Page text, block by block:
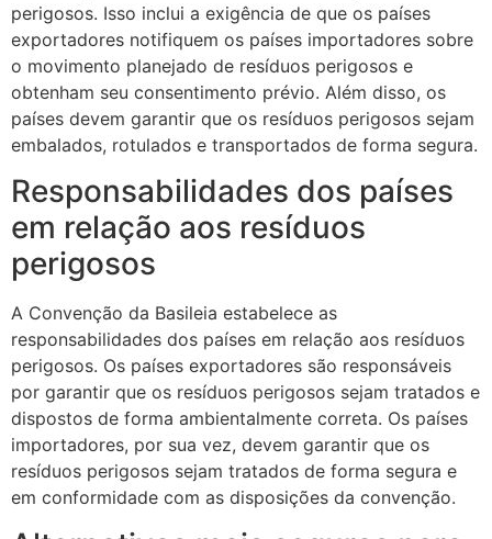
perigosos. Isso inclui a exigência de que os países
exportadores notifiquem os países importadores sobre
o movimento planejado de resíduos perigosos e
obtenham seu consentimento prévio. Além disso, os
países devem garantir que os resíduos perigosos sejam
embalados, rotulados e transportados de forma segura.
Responsabilidades dos países
em relação aos resíduos
perigosos
A Convenção da Basileia estabelece as
responsabilidades dos países em relação aos resíduos
perigosos. Os países exportadores são responsáveis
por garantir que os resíduos perigosos sejam tratados e
dispostos de forma ambientalmente correta. Os países
importadores, por sua vez, devem garantir que os
resíduos perigosos sejam tratados de forma segura e
em conformidade com as disposições da convenção.